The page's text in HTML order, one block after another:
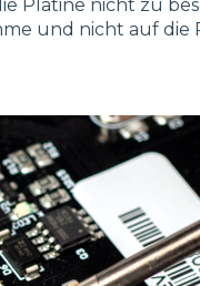
Platine nicht zu
und nicht auf die